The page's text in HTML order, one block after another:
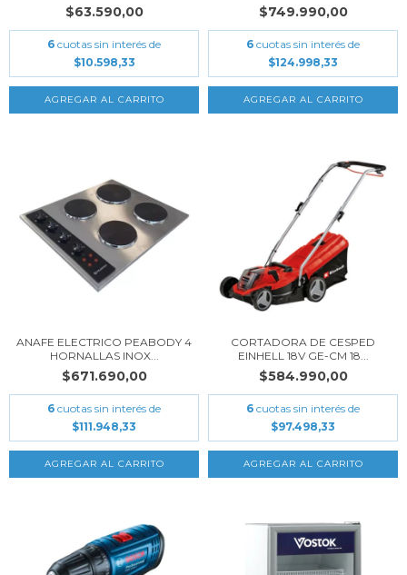
$63.590,00
6 cuotas sin interés de
$10.598,33
$749.990,00
6 cuotas sin interés de
$124.998,33
ANAFE ELECTRICO PEABODY 4
HORNALLAS INOX...
$671.690,00
6 cuotas sin interés de
$111.948,33
CORTADORA DE CESPED
EINHELL 18V GE-CM 18...
$584.990,00
6 cuotas sin interés de
$97.498,33